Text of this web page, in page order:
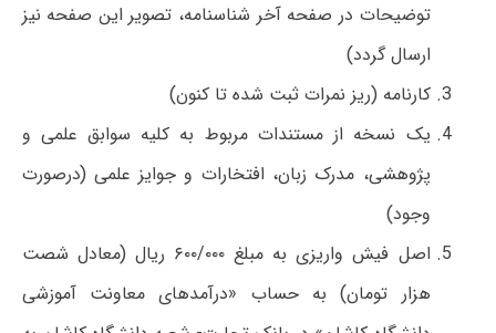
توضیحات در صفحه آخر شناسنامه، تصویر این صفحه نیز
ارسال گردد)
کارنامه (ریز نمرات ثبت شده تا کنون)
یک نسخه از مستندات مربوط به کلیه سوابق علمی و
پژوهشی، مدرک زبان، افتخارات و جوایز علمی (درصورت
وجود)
اصل فیش واریزی به مبلغ ۶۰۰/۰۰۰ ریال (معادل شصت
هزار تومان) به حساب «درآمدهای معاونت آموزشی